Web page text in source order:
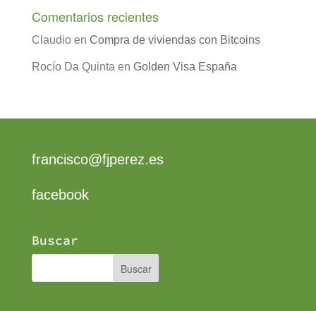
Comentarios recientes
Claudioen Compra de viviendas con Bitcoins
Rocío Da Quinta en Golden Visa España
francisco@fjperez.es
facebook
Buscar